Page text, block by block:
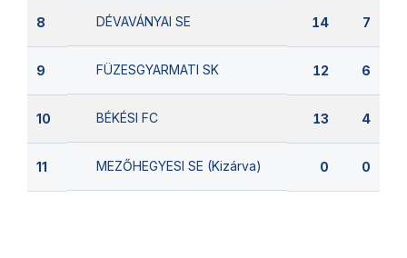
8 DÉVAVÁNYAI SE 14 7
9 FÜZESGYARMATI SK 12 6
10 BÉKÉSI FC 13 4
11 MEZŐHEGYESI SE (Kizárva) 0 0